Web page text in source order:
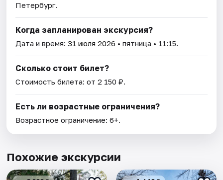
Петербург.
Когда запланирован экскурсия?
Дата и время:31 июля 2026 • пятница • 11:15.
Сколько стоит билет?
Стоимость билета: от 2 150 ₽.
Есть ли возрастные ограничения?
Возрастное ограничение: 6+.
Похожие экскурсии